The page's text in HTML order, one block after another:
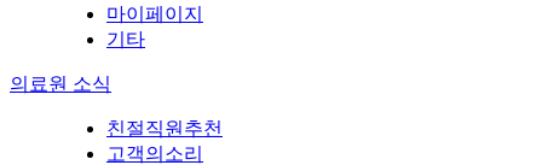
마이페이지
기타
의료원 소식
친절직원추천
고객의소리